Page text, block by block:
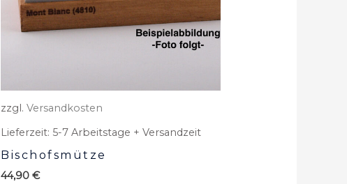
zzgl.Versandkosten
Lieferzeit: 5-7 Arbeitstage + Versandzeit
Bischofsmütze
44,90€